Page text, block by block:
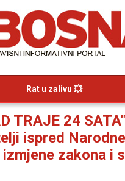
Rat u zalivu 💥
TRAJE 24
ispred
izmjene zakona i